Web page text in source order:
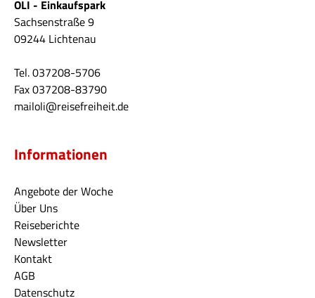
OLI - Einkaufspark
Sachsenstraße 9
09244 Lichtenau
Tel. 037208-5706
Fax 037208-83790
mailoli@reisefreiheit.de
Informationen
Angebote der Woche
Über Uns
Reiseberichte
Newsletter
Kontakt
AGB
Datenschutz